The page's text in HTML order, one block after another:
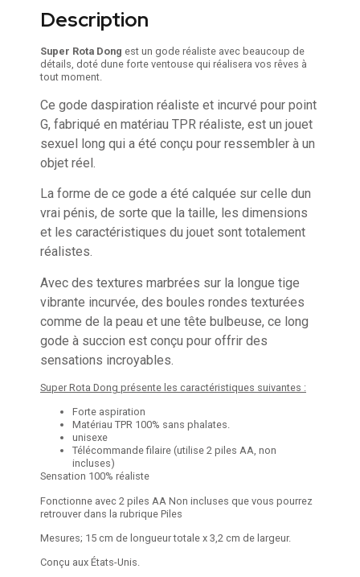
Description
Super Rota Dong est un gode réaliste avec beaucoup de
détails, doté dune forte ventouse qui réalisera vos rêves à
tout moment.
Ce gode daspiration réaliste et incurvé pour point
G, fabriqué en matériau TPR réaliste, est un jouet
sexuel long qui a été conçu pour ressembler à un
objet réel.
La forme de ce gode a été calquée sur celle dun
vrai pénis, de sorte que la taille, les dimensions
et les caractéristiques du jouet sont totalement
réalistes.
Avec des textures marbrées sur la longue tige
vibrante incurvée, des boules rondes texturées
comme de la peau et une tête bulbeuse, ce long
gode à succion est conçu pour offrir des
sensations incroyables.
Super Rota Dong présente les caractéristiques suivantes :
Forte aspiration
Matériau TPR 100% sans phalates.
unisexe
Télécommande filaire (utilise 2 piles AA, non
incluses)
Sensation 100% réaliste
Fonctionne avec 2 piles AA Non incluses que vous pourrez
retrouver dans la rubrique Piles
Mesures; 15 cm de longueur totale x 3,2 cm de largeur.
Conçu aux États-Unis.